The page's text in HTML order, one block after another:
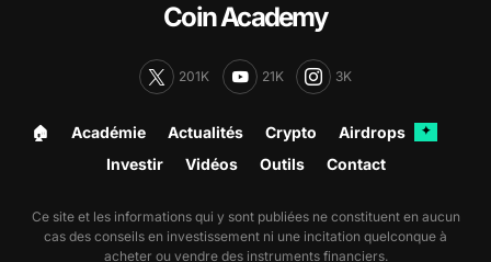
Coin Academy
201K 21K 3K
🏠︎ Académie Actualités Crypto Airdrops ✦
Investir Vidéos Outils Contact
Ce site et les informations qui y sont publiées ne constituent en aucun
cas des conseils en investissement ni une incitation quelconque à
acheter ou vendre des instruments financiers.